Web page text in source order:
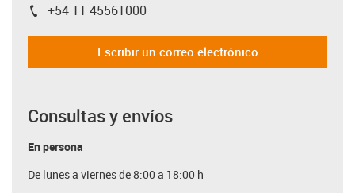
igus-icon-phone
+54 11 45561000
Escribir un correo electrónico
Consultas y envíos
En persona
De lunes a viernes de 8:00 a 18:00 h